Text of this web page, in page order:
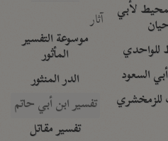
لأبي
للواحدي
السعود
للزمخشري
آثار
موسوعة التفسير
المأثور
الدر المنثور
تفسير ابن أبي حاتم
تفسير مقاتل